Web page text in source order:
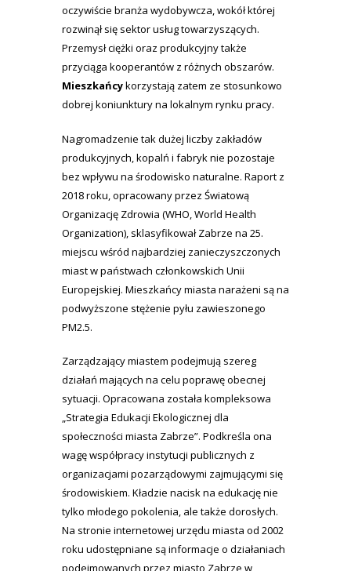
oczywiście branża wydobywcza, wokół której
rozwinął się sektor usług towarzyszących.
Przemysł ciężki oraz produkcyjny także
przyciąga kooperantów z różnych obszarów.
Mieszkańcykorzystają zatem ze stosunkowo
dobrej koniunktury na lokalnym rynku pracy.
Nagromadzenie tak dużej liczby zakładów
produkcyjnych, kopalń i fabryk nie pozostaje
bez wpływu na środowisko naturalne. Raport z
2018 roku, opracowany przez Światową
Organizację Zdrowia (WHO, World Health
Organization), sklasyfikował Zabrze na 25.
miejscu wśród najbardziej zanieczyszczonych
miast w państwach członkowskich Unii
Europejskiej. Mieszkańcy miasta narażeni są na
podwyższone stężenie pyłu zawieszonego
PM2.5.
Zarządzający miastem podejmują szereg
działań mających na celu poprawę obecnej
sytuacji. Opracowana została kompleksowa
„Strategia Edukacji Ekologicznej dla
społeczności miasta Zabrze”. Podkreśla ona
wagę współpracy instytucji publicznych z
organizacjami pozarządowymi zajmującymi się
środowiskiem. Kładzie nacisk na edukację nie
tylko młodego pokolenia, ale także dorosłych.
Na stronie internetowej urzędu miasta od 2002
roku udostępniane są informacje o działaniach
podejmowanych przez miasto Zabrze w